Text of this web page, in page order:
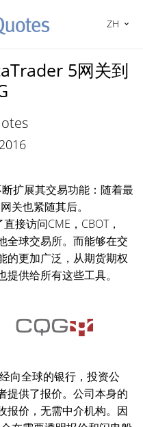
ZH
5网关到
扩展其交易功能：随着最
关也紧随其后。
接访问CME，CBOT，
全球交易所。而能够在交
的更加广泛，从期货期权
供给所有这些工具。
向全球的银行，投资公
提供了报价。公司本身的
报价，无需中介机构。因